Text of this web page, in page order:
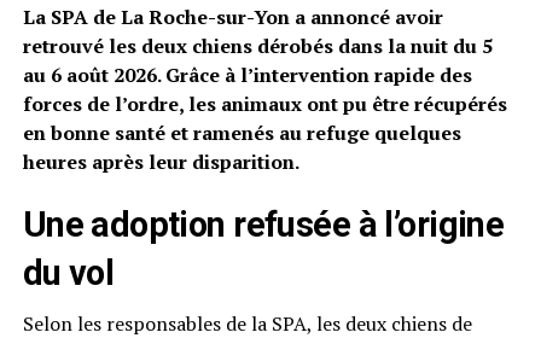
La SPA de La Roche-sur-Yon a annoncé avoir
retrouvé les deux chiens dérobés dans la nuit du 5
au 6 août 2026. Grâce à l’intervention rapide des
forces de l’ordre, les animaux ont pu être récupérés
en bonne santé et ramenés au refuge quelques
heures après leur disparition.
Une adoption refusée à l’origine
du vol
Selon les responsables de la SPA, les deux chiens de